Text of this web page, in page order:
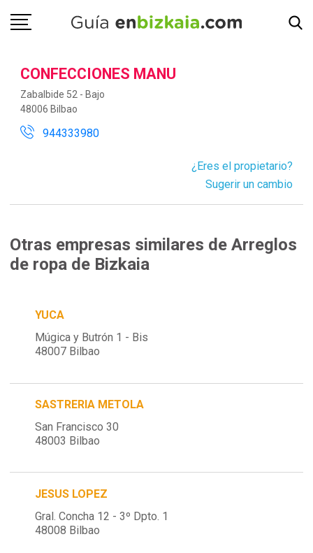
CONFECCIONES MANU
Zabalbide 52 - Bajo
48006 Bilbao
944333980
¿Eres el propietario?
Sugerir un cambio
Otras empresas similares de Arreglos
de ropa de Bizkaia
YUCA
Múgica y Butrón 1 - Bis
48007 Bilbao
SASTRERIA METOLA
San Francisco 30
48003 Bilbao
JESUS LOPEZ
Gral. Concha 12 - 3º Dpto. 1
48008 Bilbao